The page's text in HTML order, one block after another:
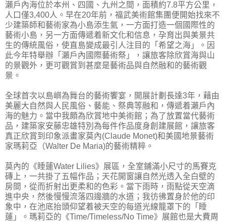
瀨戶內海位於本州、四國、九州之間，面積約7.8平方公里，
人口僅3,400人。早在20年前，福武美術館集團便開始找來不
少建築師和藝術家為小島添生氣，一方面打造一個國際性的
藝術小島，另一方面傳遞着新文化和信息，孕育出與美景共
生的傳統風俗，使直島變成最引人注目的「希望之海」。因
此今年特舉辦「瀨戶內國際藝術祭」，讓旅客除欣賞海與山
的景觀外，更可觀賞到甚麼是藝術品與自然融和的藝術觀
景。
全球首次以島嶼為舞台的藝術饗宴，開展計劃長達3年，藉由
美麗大自然與人民風俗、藝能、祭典等融和，傳遞着瀨戶內
海的魅力。當中我頗為欣賞地中美術館；為了放置當代藝術
品，建築家安藤忠雄特別為每件作品度身創建展館，讓旅客
真正欣賞到印象派畫家莫內(Claude Monet)和美國地景藝術
家瑪莉亞（Walter De Maria)的藝術精粹。
莫內的《睡蓮Water Lilies》展區，全室鋪滿小尺寸的馬賽克
磚上，一共掛了五幅作品；天花開窗讓自然光透入全白壁的
房間，從而折射出更柔和的色彩。當下雨時，雨點從天空滴
進中央，然後慢慢流落四邊牆的水道；我彷彿置身於他的印
象中，在池底抬頭仰望着被天空的每道光線籠罩下的「睡
蓮」。瑪莉亞的《Time/Timeless/No Time》展館也是大費周